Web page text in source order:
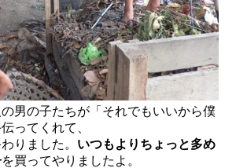
男の子たちが「それでもいいから僕
ってくれて、
りました。 いつもよりちょっと多め
を買ってやりましたよ。